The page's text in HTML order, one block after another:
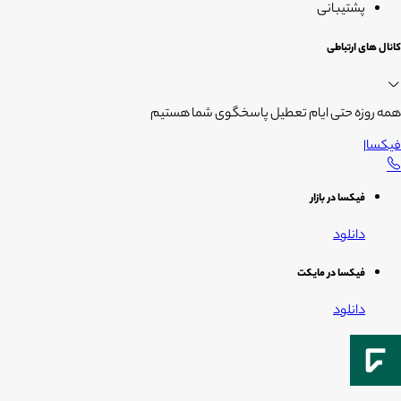
پشتیبانی
کانال های ارتباطی
همه روزه حتی ایام تعطیل پاسخگوی شما هستیم
فیکسا|
فیکسا در بازار
دانلود
فیکسا در مایکت
دانلود